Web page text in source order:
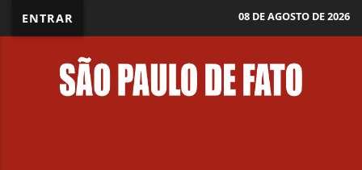
ENTRAR 08 DE AGOSTO DE 2026